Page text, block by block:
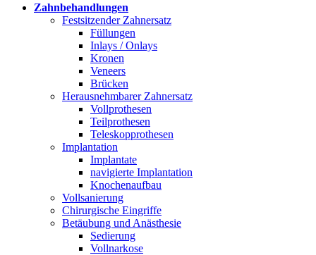
Zahnbehandlungen
Festsitzender Zahnersatz
Füllungen
Inlays / Onlays
Kronen
Veneers
Brücken
Herausnehmbarer Zahnersatz
Vollprothesen
Teilprothesen
Teleskopprothesen
Implantation
Implantate
navigierte Implantation
Knochenaufbau
Vollsanierung
Chirurgische Eingriffe
Betäubung und Anästhesie
Sedierung
Vollnarkose